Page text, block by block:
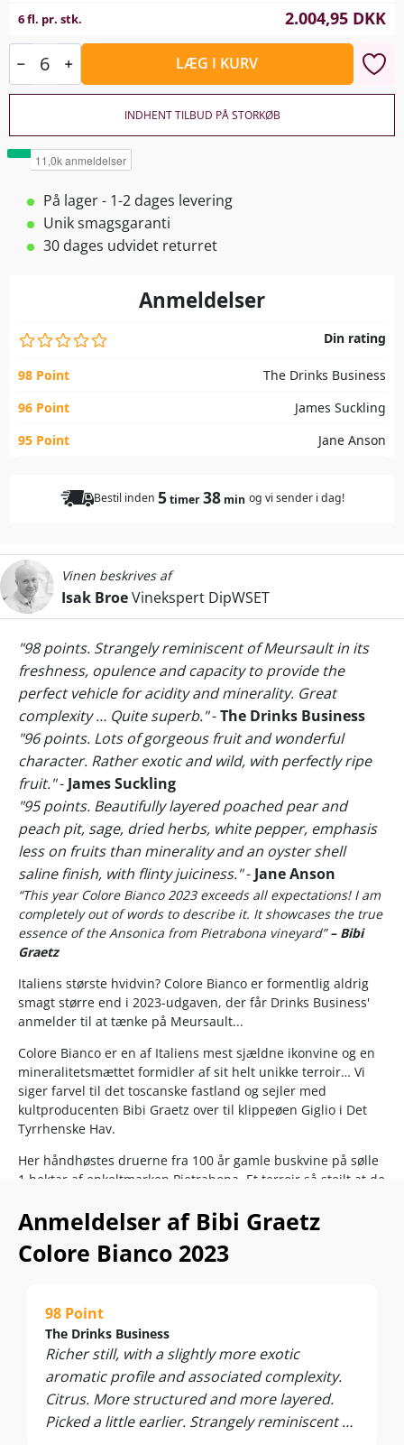
6 fl. pr. stk. 2.004,95 DKK
LÆG I KURV
INDHENT TILBUD PÅ STORKØB
På lager - 1-2 dages levering
Unik smagsgaranti
30 dages udvidet returret
Anmeldelser
Din rating
98 Point
The Drinks Business
96 Point
James Suckling
95 Point
Jane Anson
Bestil inden 5timer38 min og vi sender i dag!
Vinen beskrives af
Isak BroeVinekspert DipWSET
"98 points. Strangely reminiscent of Meursault in its
freshness, opulence and capacity to provide the
perfect vehicle for acidity and minerality. Great
complexity … Quite superb."-The Drinks Business
"96 points. Lots of gorgeous fruit and wonderful
character. Rather exotic and wild, with perfectly ripe
fruit."- James Suckling
"95 points. Beautifully layered poached pear and
peach pit, sage, dried herbs, white pepper, emphasis
less on fruits than minerality and an oyster shell
saline finish, with flinty juiciness."- Jane Anson
“This year Colore Bianco 2023 exceeds all expectations! I am
completely out of words to describe it. It showcases the true
essence of the Ansonica from Pietrabona vineyard”– Bibi
Graetz
Italiens største hvidvin? Colore Bianco er formentlig aldrig
smagt større end i 2023-udgaven, der får Drinks Business'
anmelder til at tænke på Meursault...
Colore Bianco er en af Italiens mest sjældne ikonvine og en
mineralitetsmættet formidler af sit helt unikke terroir… Vi
siger farvel til det toscanske fastland og sejler med
kultproducenten Bibi Graetz over til klippeøen Giglio i Det
Tyrrhenske Hav.
Her håndhøstes druerne fra 100 år gamle buskvine på sølle
1 hektar af enkeltmarken Pietrabona. Et terroir så stejlt at de
af den rene granit for at dyrke jorden!
Resultatet er den mest mineralske hvidvin, du nok aldrig har
smagt. I konkurrence med søstervinen Testamatta Bianco
Hele herligheden forkæles efter alle kunstens regler med
gæring og modning på små barriquefade og burgundisk
omrøring af de fine gærrester…
Leveres i originale 3 stk trækasser.
Nyd den til fyldige antipasti, fisk og skaldyr, sushi, risotto,
Anmeldelser af Bibi Graetz
Colore Bianco 2023
98 Point
The Drinks Business
Richer still, with a slightly more exotic
aromatic profile and associated complexity.
Citrus. More structured and more layered.
Picked a little earlier. Strangely reminiscent of